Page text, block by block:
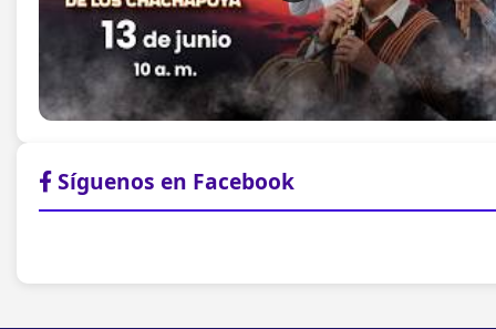
Síguenos en Facebook